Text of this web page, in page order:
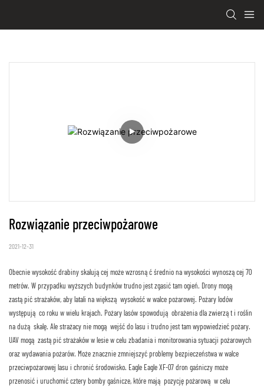
Rozwiązanie przeciwpożarowe
2021-12-31
Obecnie wysokość drabiny skalującej może wzrosnąć średnio na wysokości wynoszącej 70
metrów. W przypadku wyższych budynków trudno jest zgasić tam ogień. Drony mogą
zastąpić strażaków, aby latali na większą wysokość w walce pożarowej. Pożary lodów
występują co roku w wielu krajach. Pożary lasów spowodują obrażenia dla zwierząt i roślin
na dużą skalę. Ale strażacy nie mogą wejść do lasu i trudno jest tam wypowiedzieć pożary.
UAV mogą zastąpić strażaków w lesie w celu zbadania i monitorowania sytuacji pożarowych
oraz wydawania pożarów. Może znacznie zmniejszyć problemy bezpieczeństwa w walce
przeciwpożarowej lasu i chronić środowisko. Eagle Eagle XF-07 dron gaśniczy może
przenosić i uruchomić cztery bomby gaśnicze, które mają pozycję pożarową w celu